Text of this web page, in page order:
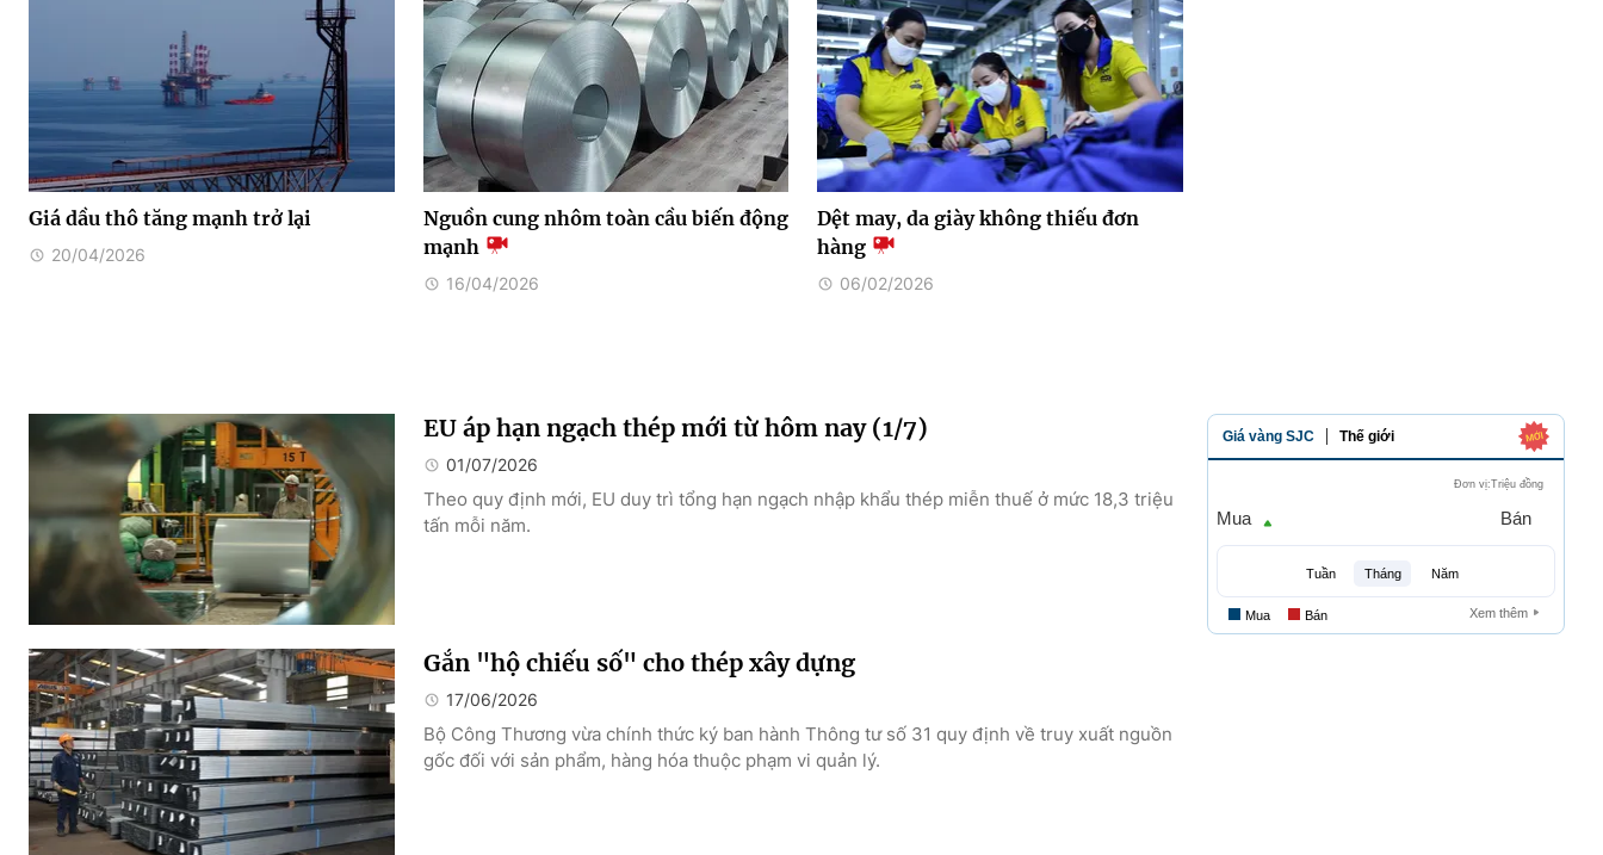
Giá dầu thô tăng mạnh trở lại
20/04/2026
Nguồn cung nhôm toàn cầu biến động
mạnh
16/04/2026
Dệt may, da giày không thiếu đơn
hàng
06/02/2026
EU áp hạn ngạch thép mới từ hôm nay (1/7)
01/07/2026
Theo quy định mới, EU duy trì tổng hạn ngạch nhập khẩu thép miễn thuế ở mức 18,3 triệu
tấn mỗi năm.
Gắn "hộ chiếu số" cho thép xây dựng
17/06/2026
Bộ Công Thương vừa chính thức ký ban hành Thông tư số 31 quy định về truy xuất nguồn
gốc đối với sản phẩm, hàng hóa thuộc phạm vi quản lý.